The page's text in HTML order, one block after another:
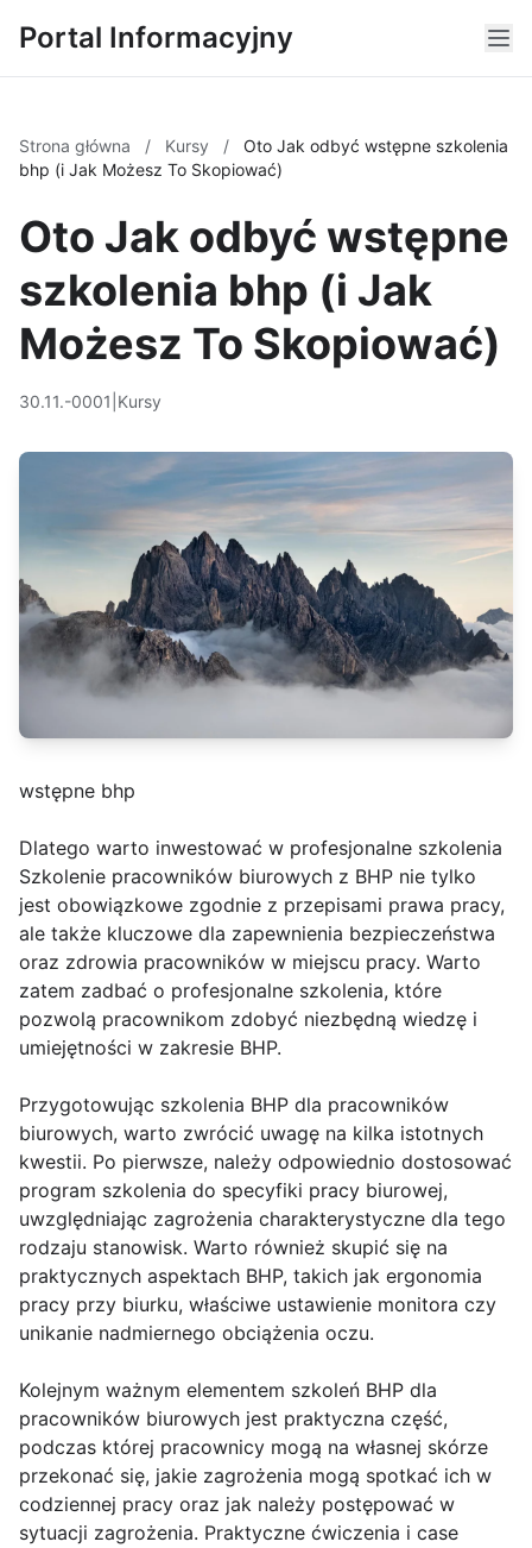
Portal Informacyjny
Strona główna / Kursy /
Oto Jak odbyć wstępne szkolenia
bhp (i Jak Możesz To Skopiować)
Oto Jak odbyć wstępne
szkolenia bhp (i Jak
Możesz To Skopiować)
30.11.-0001 Kursy
wstępne bhp
Dlatego warto inwestować w profesjonalne szkolenia
Szkolenie pracowników biurowych z BHP nie tylko
jest obowiązkowe zgodnie z przepisami prawa pracy,
ale także kluczowe dla zapewnienia bezpieczeństwa
oraz zdrowia pracowników w miejscu pracy. Warto
zatem zadbać o profesjonalne szkolenia, które
pozwolą pracownikom zdobyć niezbędną wiedzę i
umiejętności w zakresie BHP.
Przygotowując szkolenia BHP dla pracowników
biurowych, warto zwrócić uwagę na kilka istotnych
kwestii. Po pierwsze, należy odpowiednio dostosować
program szkolenia do specyfiki pracy biurowej,
uwzględniając zagrożenia charakterystyczne dla tego
rodzaju stanowisk. Warto również skupić się na
praktycznych aspektach BHP, takich jak ergonomia
pracy przy biurku, właściwe ustawienie monitora czy
unikanie nadmiernego obciążenia oczu.
Kolejnym ważnym elementem szkoleń BHP dla
pracowników biurowych jest praktyczna część,
podczas której pracownicy mogą na własnej skórze
przekonać się, jakie zagrożenia mogą spotkać ich w
codziennej pracy oraz jak należy postępować w
sytuacji zagrożenia. Praktyczne ćwiczenia i case